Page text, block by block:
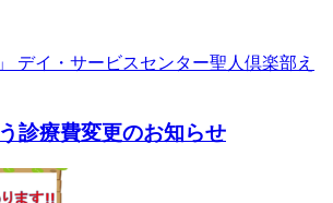
デイ・サービスセンター聖人倶楽部え
診療費変更のお知らせ